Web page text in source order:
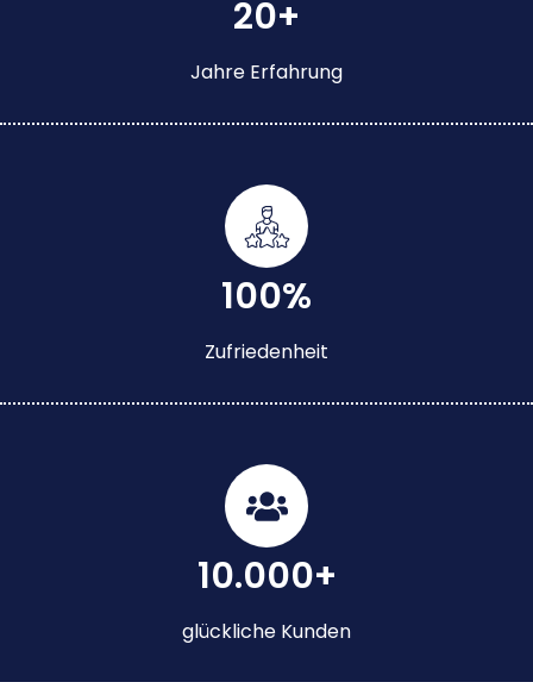
20+
Jahre Erfahrung
100%
Zufriedenheit
10.000+
glückliche Kunden